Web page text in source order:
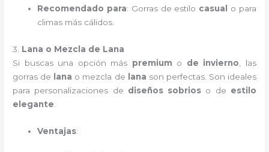
Recomendado para: Gorras de estilo casual
o para
climas más cálidos.
3. Lana o Mezcla de Lana
Si buscas una opción más premium o de invierno , las
gorras de
lana o mezcla de lana son perfectas. Son ideales
para personalizaciones de diseños sobrios o de estilo
elegante
Ventajas: